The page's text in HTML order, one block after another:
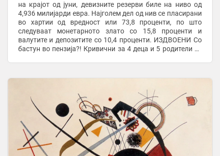
на крајот од јуни, девизните резерви биле на ниво од
4,936 милијарди евра. Најголем дел од нив се пласирани
во хартии од вредност или 73,8 проценти, по што
следуваат монетарното злато со 15,8 проценти и
валутите и депозитите со 10,4 проценти. ИЗДВОЕНИ Со
бастун во пензија?! Кривични за 4 деца и 5 родители за